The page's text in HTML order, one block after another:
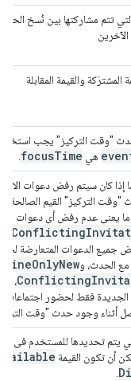
تتم مشاركتها بين نُسخ
المشترَكة والقيمة المقابلة
"وقت التركيز" يجب
هي focusTime
إذا كان سيتم رفض دعوات
"وقت التركيز" القيم الصالحة
ما يعني عدم رفض أي دعوات
Conflicting
جميع الدعوات المتعارضة
الحدث، و
OnlyNew
Conflicting،
الجديدة فقط لحضور
أثناء وجود حدث "وقت
أن تكون القيمة